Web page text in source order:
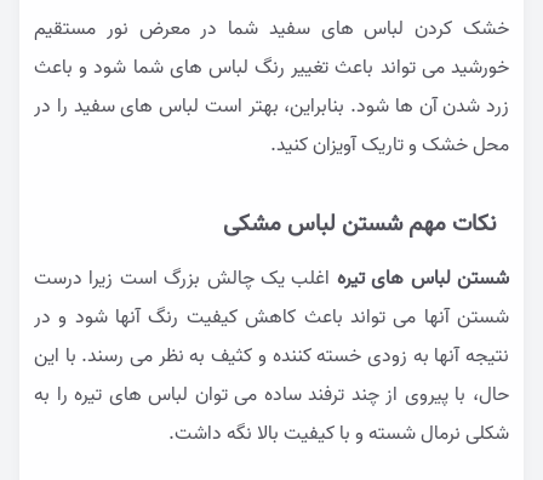
خشک کردن لباس های سفید شما در معرض نور مستقیم
خورشید می تواند باعث تغییر رنگ لباس های شما شود و باعث
زرد شدن آن ها شود. بنابراین، بهتر است لباس های سفید را در
محل خشک و تاریک آویزان کنید.
نکات مهم شستن لباس مشکی
شستن لباس های تیره اغلب یک چالش بزرگ است زیرا درست
شستن آنها می تواند باعث کاهش کیفیت رنگ آنها شود و در
نتیجه آنها به زودی خسته کننده و کثیف به نظر می رسند. با این
حال، با پیروی از چند ترفند ساده می توان لباس های تیره را به
شکلی نرمال شسته و با کیفیت بالا نگه داشت.